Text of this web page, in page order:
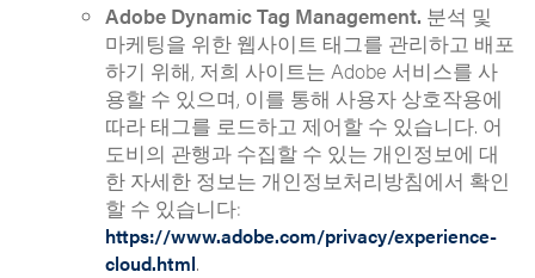
Adobe Dynamic Tag Management. 분석 및
마케팅을 위한 웹사이트 태그를 관리하고 배포
하기 위해, 저희 사이트는 Adobe 서비스를 사
용할 수 있으며, 이를 통해 사용자 상호작용에
따라 태그를 로드하고 제어할 수 있습니다. 어
도비의 관행과 수집할 수 있는 개인정보에 대
한 자세한 정보는 개인정보처리방침에서 확인
할 수 있습니다:
https://www.adobe.com/privacy/experience-
cloud.html.